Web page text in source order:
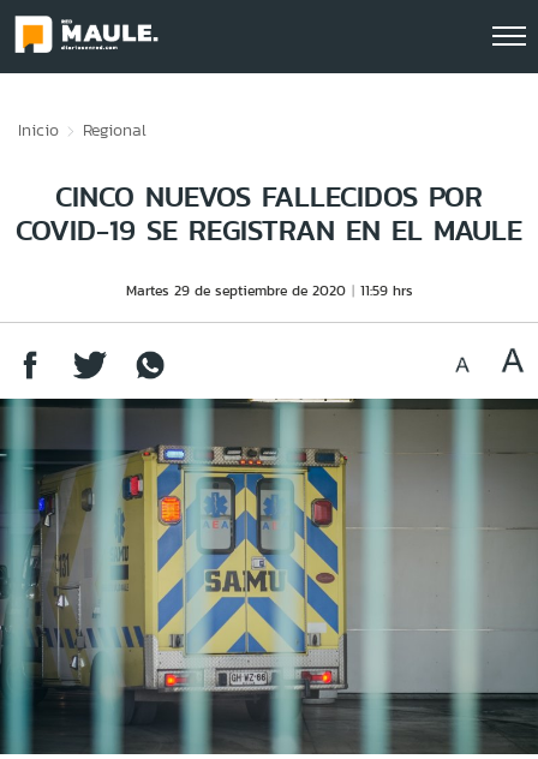
Inicio Regional
CINCO NUEVOS FALLECIDOS POR
COVID-19 SE REGISTRAN EN EL MAULE
Martes 29 de septiembre de 2020 11:59 hrs